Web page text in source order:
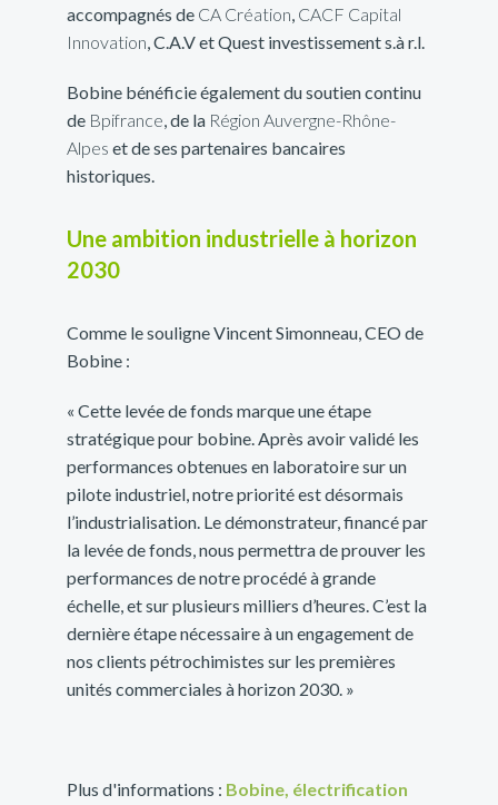
accompagnés de CA Création, CACF Capital
Innovation, C.A.V et Quest investissement s.à r.l.
Bobine bénéficie également du soutien continu
de Bpifrance, de la Région Auvergne-Rhône-
Alpes et de ses partenaires bancaires
historiques.
Une ambition industrielle à horizon
2030
Comme le souligne Vincent Simonneau, CEO de
Bobine :
« Cette levée de fonds marque une étape
stratégique pour bobine. Après avoir validé les
performances obtenues en laboratoire sur un
pilote industriel, notre priorité est désormais
l’industrialisation. Le démonstrateur, financé par
la levée de fonds, nous permettra de prouver les
performances de notre procédé à grande
échelle, et sur plusieurs milliers d’heures. C’est la
dernière étape nécessaire à un engagement de
nos clients pétrochimistes sur les premières
unités commerciales à horizon 2030. »
Plus d'informations : Bobine, électrification